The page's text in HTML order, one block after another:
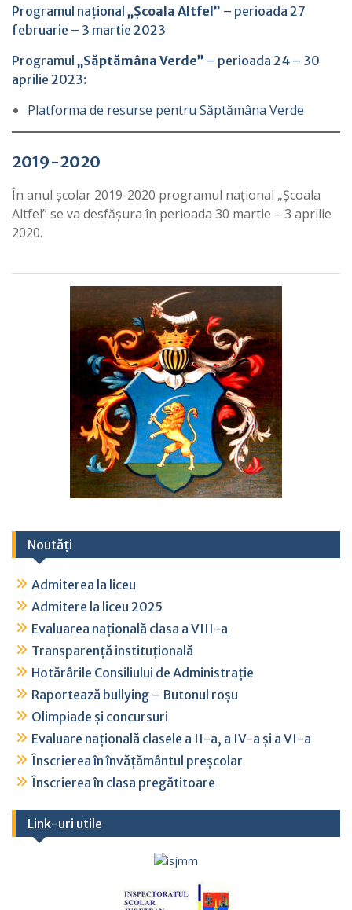
Programul național „Școala Altfel” – perioada 27
februarie – 3 martie 2023
Programul „Săptămâna Verde” – perioada 24 – 30
aprilie 2023:
Platforma de resurse pentru Săptămâna Verde
2019-2020
În anul școlar 2019-2020 programul național „Școala
Altfel” se va desfășura în perioada 30 martie – 3 aprilie
2020.
Noutăți
Admiterea la liceu
Admitere la liceu 2025
Evaluarea națională clasa a VIII-a
Transparență instituțională
Hotărârile Consiliului de Administrație
Raportează bullying – Butonul roșu
Olimpiade și concursuri
Evaluare națională clasele a II-a, a IV-a și a VI-a
Înscrierea în învățământul preșcolar
Înscrierea în clasa pregătitoare
Link-uri utile